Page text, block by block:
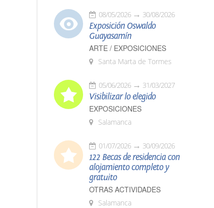
08/05/2026 30/08/2026
Exposición Oswaldo
Guayasamín
ARTE / EXPOSICIONES
Santa Marta de Tormes
05/06/2026 31/03/2027
Visibilizar lo elegido
EXPOSICIONES
Salamanca
01/07/2026 30/09/2026
122 Becas de residencia con
alojamiento completo y
gratuito
OTRAS ACTIVIDADES
Salamanca